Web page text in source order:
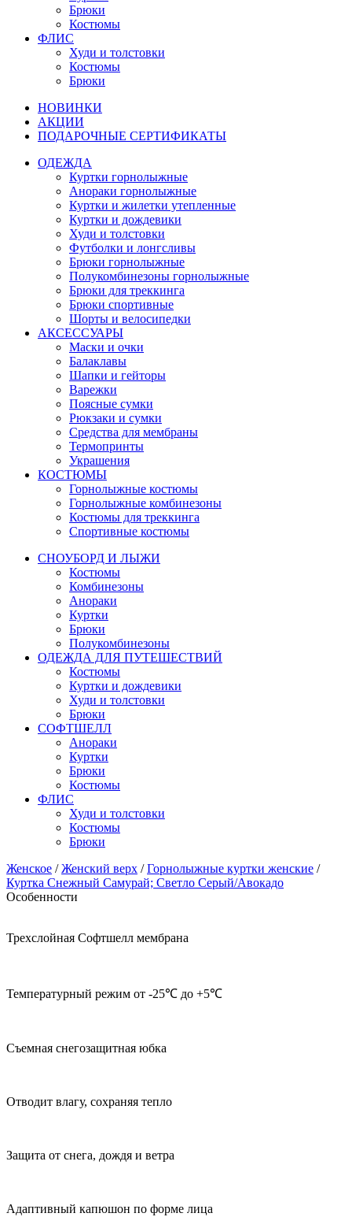
Брюки
Костюмы
ФЛИС
Худи и толстовки
Костюмы
Брюки
НОВИНКИ
АКЦИИ
ПОДАРОЧНЫЕ СЕРТИФИКАТЫ
ОДЕЖДА
Куртки горнолыжные
Анораки горнолыжные
Куртки и жилетки утепленные
Куртки и дождевики
Худи и толстовки
Футболки и лонгсливы
Брюки горнолыжные
Полукомбинезоны горнолыжные
Брюки для треккинга
Брюки спортивные
Шорты и велосипедки
АКСЕССУАРЫ
Маски и очки
Балаклавы
Шапки и гейторы
Варежки
Поясные сумки
Рюкзаки и сумки
Средства для мембраны
Термопринты
Украшения
КОСТЮМЫ
Горнолыжные костюмы
Горнолыжные комбинезоны
Костюмы для треккинга
Спортивные костюмы
СНОУБОРД И ЛЫЖИ
Костюмы
Комбинезоны
Анораки
Куртки
Брюки
Полукомбинезоны
ОДЕЖДА ДЛЯ ПУТЕШЕСТВИЙ
Костюмы
Куртки и дождевики
Худи и толстовки
Брюки
СОФТШЕЛЛ
Анораки
Куртки
Брюки
Костюмы
ФЛИС
Худи и толстовки
Костюмы
Брюки
Женское / Женский верх / Горнолыжные куртки женские /
Куртка Снежный Самурай; Светло Серый/Авокадо
Особенности
Трехслойная Софтшелл мембрана
Температурный режим от -25℃ до +5℃
Съемная снегозащитная юбка
Отводит влагу, сохраняя тепло
Защита от снега, дождя и ветра
Адаптивный капюшон по форме лица